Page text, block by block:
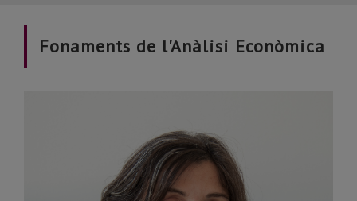
Fonaments de l'Anàlisi Econòmica